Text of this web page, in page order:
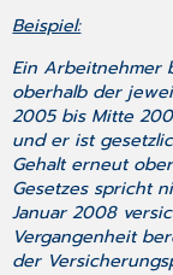
Beispiel:
Ein Arbeitnehmer
oberhalb der
2005 bis Mitte
und er ist
Gehalt erneut
Gesetzes spricht
Januar 2008
Vergangenheit
der